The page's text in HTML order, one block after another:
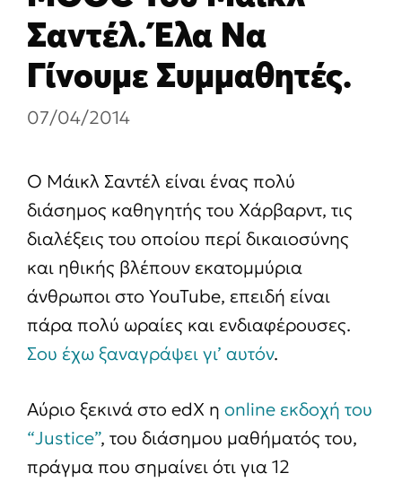
Σαντέλ. Έλα Να
Γίνουμε Συμμαθητές.
07/04/2014
Ο Μάικλ Σαντέλ είναι ένας πολύ
διάσημος καθηγητής του Χάρβαρντ, τις
διαλέξεις του οποίου περί δικαιοσύνης
και ηθικής βλέπουν εκατομμύρια
άνθρωποι στο YouTube, επειδή είναι
πάρα πολύ ωραίες και ενδιαφέρουσες.
Σου έχω ξαναγράψει γι’ αυτόν.
Αύριο ξεκινά στο edX η online εκδοχή του
“Justice”, του διάσημου μαθήματός του,
πράγμα που σημαίνει ότι για 12